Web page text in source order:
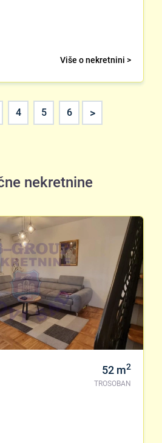
Više o nekretnini >
4 5 6 >
nekretnine
52 m2
TROSOBAN